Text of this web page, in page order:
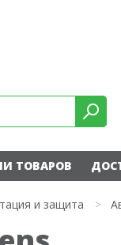
ТОВАРОВ
и защита >